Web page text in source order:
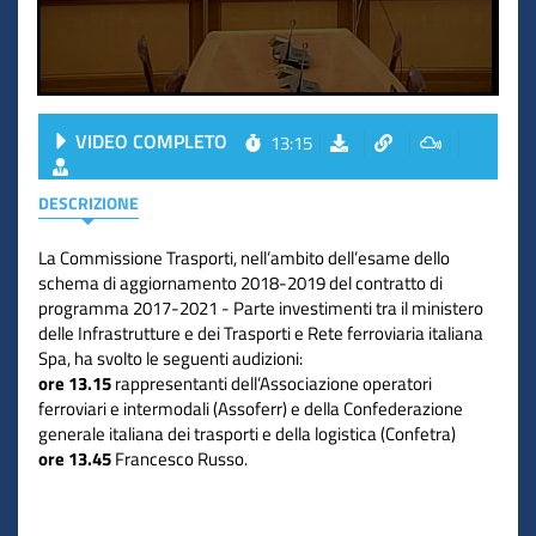
VIDEO COMPLETO 13:15
DESCRIZIONE
La Commissione Trasporti, nell’ambito dell’esame dello
schema di aggiornamento 2018-2019 del contratto di
programma 2017-2021 - Parte investimenti tra il ministero
delle Infrastrutture e dei Trasporti e Rete ferroviaria italiana
Spa, ha svolto le seguenti audizioni:
ore 13.15rappresentanti dell’Associazione operatori
ferroviari e intermodali (Assoferr) e della Confederazione
generale italiana dei trasporti e della logistica (Confetra)
ore 13.45Francesco Russo.